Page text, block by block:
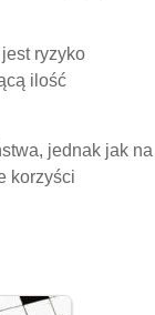
ryzyko
ilość
jednak jak na
korzyści